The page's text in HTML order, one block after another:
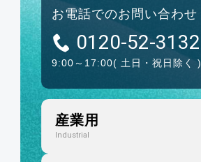
お電話でのお問い合わせ
0120-52-3132
9:00～17:00( 土日・祝日除く )
産業用
Industrial